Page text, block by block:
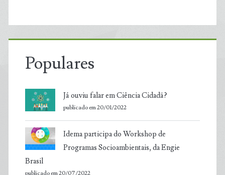
Populares
Já ouviu falar em Ciência Cidadã?
publicado em 20/01/2022
Idema participa do Workshop de
Programas Socioambientais, da Engie
Brasil
publicado em 20/07/2022